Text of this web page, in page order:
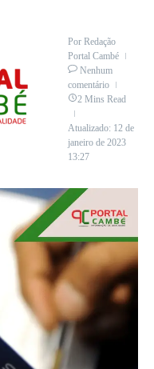
Por Redação
Portal Cambé
Nenhum
comentário
2 Mins Read
Atualizado: 12 de
janeiro de 2023
13:27